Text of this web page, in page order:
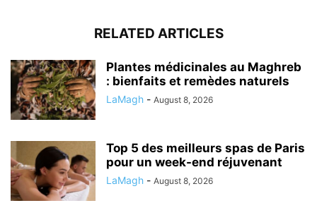
RELATED ARTICLES
Plantes médicinales au Maghreb
: bienfaits et remèdes naturels
LaMagh - August 8, 2026
Top 5 des meilleurs spas de Paris
pour un week-end réjuvenant
LaMagh - August 8, 2026